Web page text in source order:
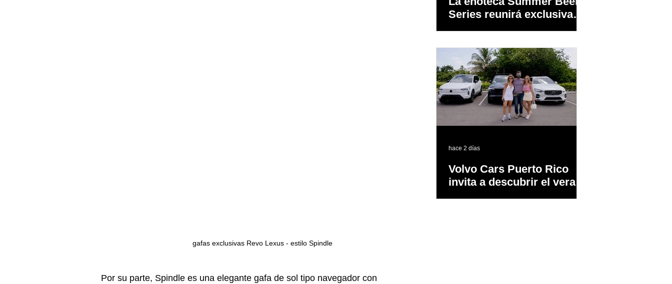
gafas exclusivas Revo Lexus - estilo Spindle
Por su parte, Spindle es una elegante gafa de sol tipo navegador con
Series reunirá exclusivas
público
Volvo Cars Puerto Rico
invita a descubrir el verano
hace 2 días